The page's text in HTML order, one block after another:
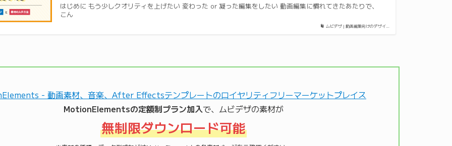
ムビデザ | 動画編集向けのデザイ…
はじめに もう少しクオリティを上げたい 変わった or 凝った編集をしたい 動画編集に慣れてきたあたりで、
こん
MotionElementsの定額制プラン加入で、ムビデザの素材が
無制限ダウンロード可能